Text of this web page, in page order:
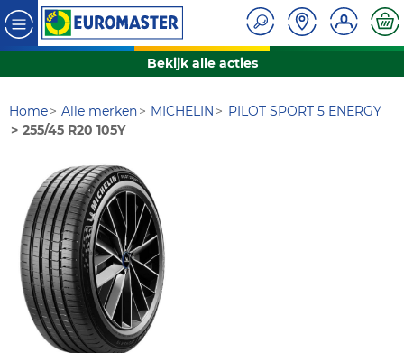
Bekijk alle acties
Home Alle merken MICHELIN
PILOT SPORT 5 ENERGY
255/45 R20 105Y